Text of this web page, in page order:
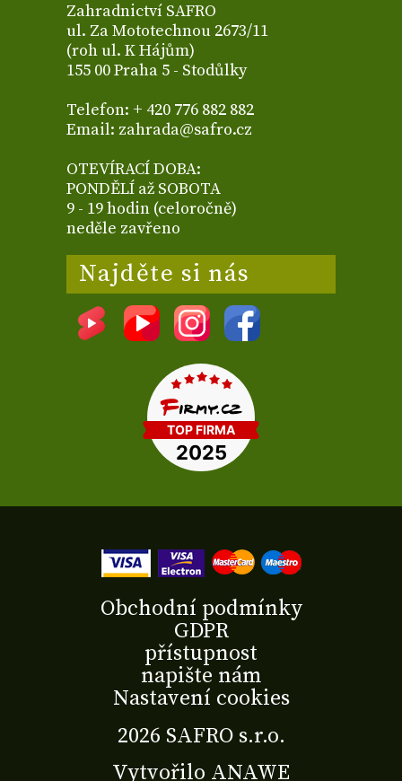
Zahradnictví SAFRO
ul. Za Mototechnou 2673/11
(roh ul. K Hájům)
155 00 Praha 5 - Stodůlky
Telefon: + 420 776 882 882
Email: zahrada@safro.cz
OTEVÍRACÍ DOBA:
PONDĚLÍ až SOBOTA
9 - 19 hodin (celoročně)
neděle zavřeno
Najděte si nás
2026 SAFRO s.r.o.
Vytvořilo ANAWE
Obchodní podmínky
GDPR
přístupnost
napište nám
Nastavení cookies